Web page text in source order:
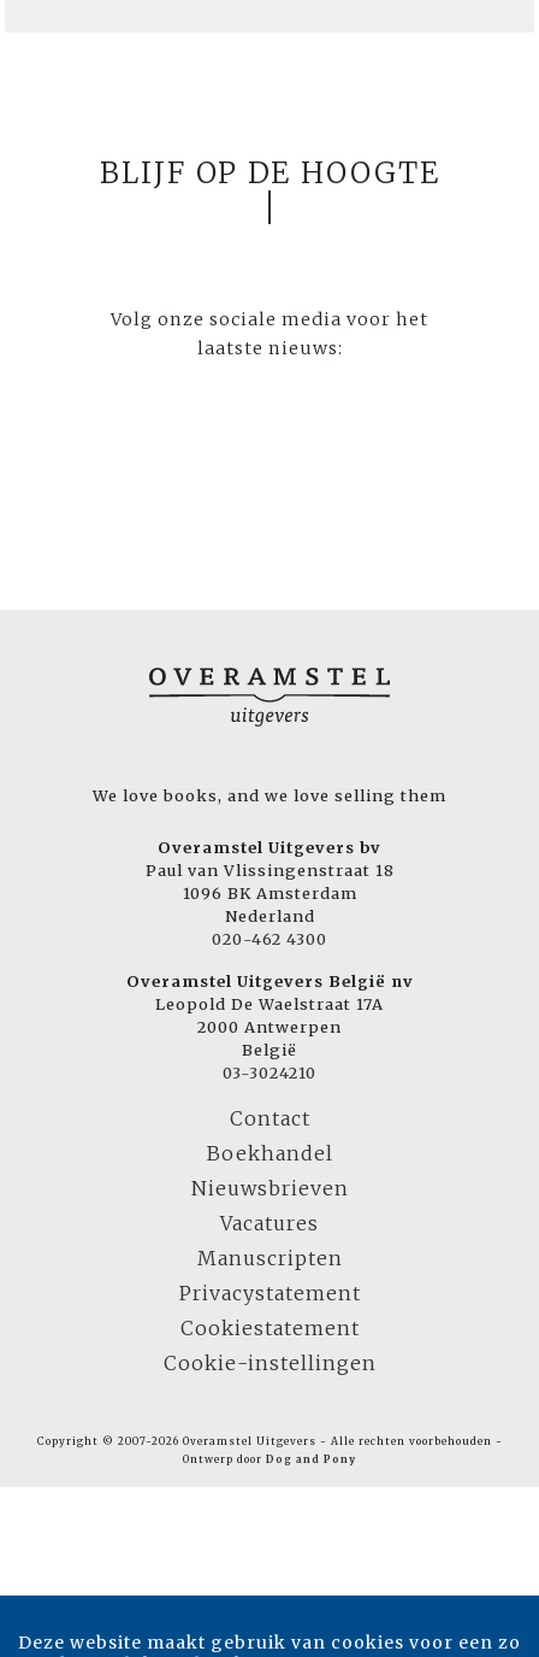
BLIJF OP DE HOOGTE
Volg onze sociale media voor het
laatste nieuws:
We love books, and we love selling them
Overamstel Uitgevers bv
Paul van Vlissingenstraat 18
1096 BK Amsterdam
Nederland
020-462 4300
Overamstel Uitgevers België nv
Leopold De Waelstraat 17A
2000 Antwerpen
België
03-3024210
Contact
Boekhandel
Nieuwsbrieven
Vacatures
Manuscripten
Privacystatement
Cookiestatement
Cookie-instellingen
Copyright © 2007-2026 Overamstel Uitgevers - Alle rechten voorbehouden -
Ontwerp door Dog and Pony
Deze website maakt gebruik van cookies voor een zo